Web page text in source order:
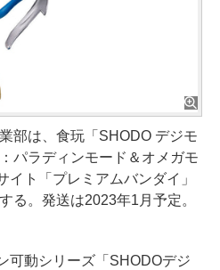
部は、食玩「SHODO デジモ
パラディンモード＆オメガモ
イト「プレミアムバンダイ」
る。発送は2023年1月予定。
動シリーズ「SHODOデジ